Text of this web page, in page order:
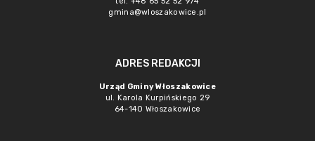
gmina@wloszakowice.pl
ADRES REDAKCJI
Urząd Gminy Włoszakowice
ul. Karola Kurpińskiego 29
64-140 Włoszakowice